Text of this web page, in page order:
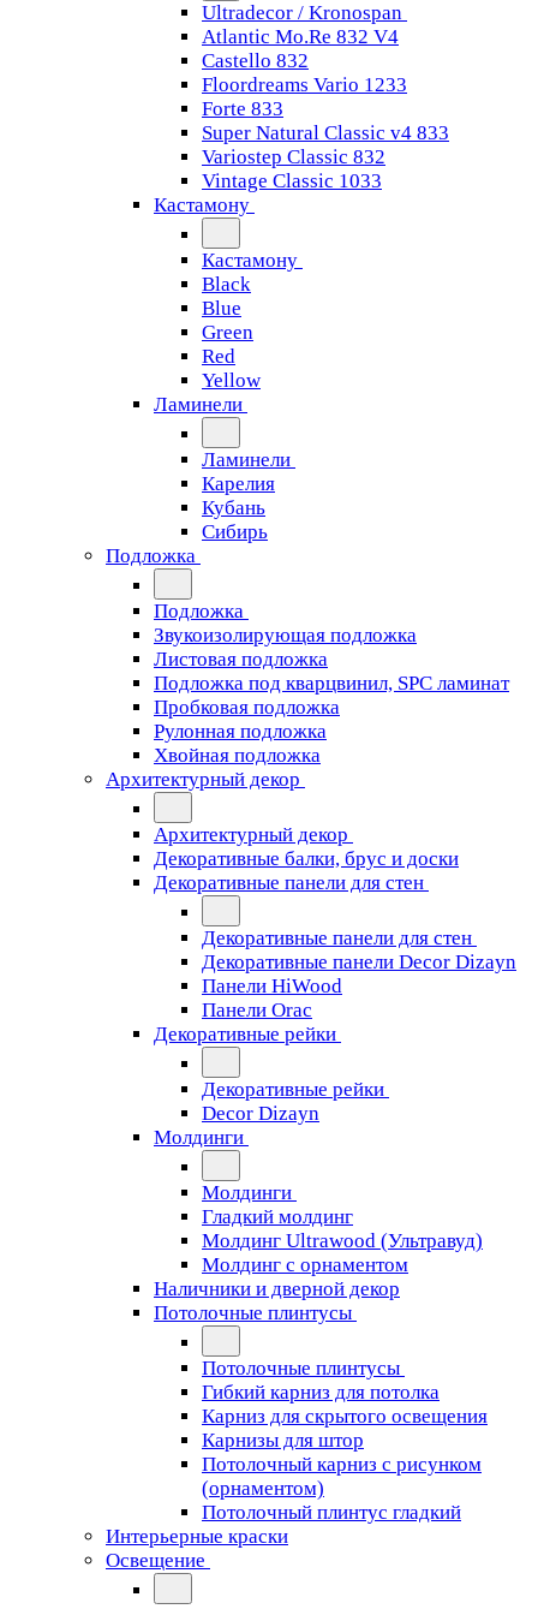
Ultradecor / Kronospan
Atlantic Mo.Re 832 V4
Castello 832
Floordreams Vario 1233
Forte 833
Super Natural Classic v4 833
Variostep Classic 832
Vintage Classic 1033
Кастамону
Кастамону
Black
Blue
Green
Red
Yellow
Ламинели
Ламинели
Карелия
Кубань
Сибирь
Подложка
Подложка
Звукоизолирующая подложка
Листовая подложка
Подложка под кварцвинил, SPC ламинат
Пробковая подложка
Рулонная подложка
Хвойная подложка
Архитектурный декор
Архитектурный декор
Декоративные балки, брус и доски
Декоративные панели для стен
Декоративные панели для стен
Декоративные панели Decor Dizayn
Панели HiWood
Панели Orac
Декоративные рейки
Декоративные рейки
Decor Dizayn
Молдинги
Молдинги
Гладкий молдинг
Молдинг Ultrawood (Ультравуд)
Молдинг с орнаментом
Наличники и дверной декор
Потолочные плинтусы
Потолочные плинтусы
Гибкий карниз для потолка
Карниз для скрытого освещения
Карнизы для штор
Потолочный карниз с рисунком
(орнаментом)
Потолочный плинтус гладкий
Интерьерные краски
Освещение